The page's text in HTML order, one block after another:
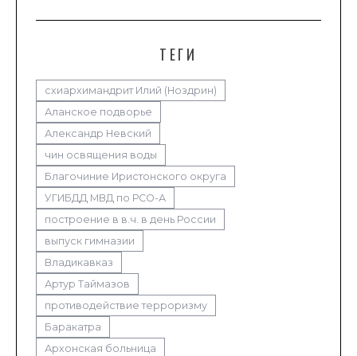
ТЕГИ
схиархимандрит Илий (Ноздрин)
Аланское подворье
Александр Невский
чин освящения воды
Благочиние Иристонского округа
УГИБДД МВД по РСО-А
построение в в.ч. в день России
выпуск гимназии
Владикавказ
Артур Таймазов
противодействие терроризму
Баракатра
Архонская больница